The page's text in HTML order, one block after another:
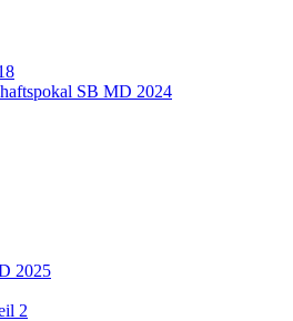
SB MD 2024
2025
2